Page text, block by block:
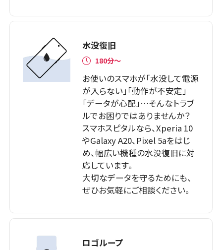
水没復旧
180分〜
お使いのスマホが「水没して電源
が入らない」「動作が不安定」
「データが心配」…そんなトラブ
ルでお困りではありませんか？
スマホスピタルなら、Xperia 10
やGalaxy A20、Pixel 5aをはじ
め、幅広い機種の水没復旧に対
応しています。
大切なデータを守るためにも、
ぜひお気軽にご相談ください。
ロゴループ